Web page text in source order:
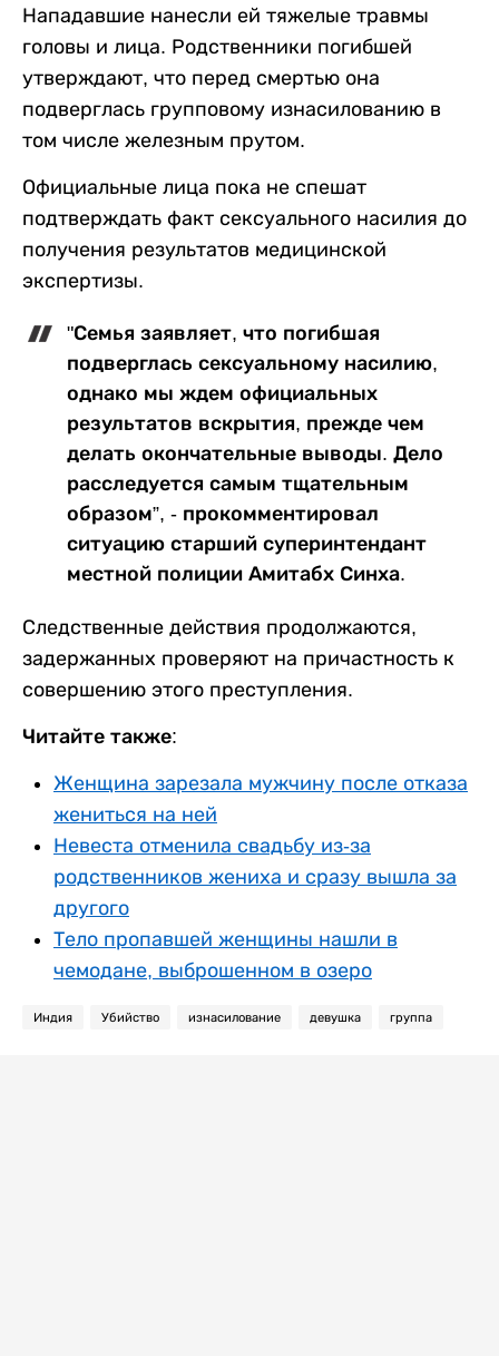
Нападавшие нанесли ей тяжелые травмы
головы и лица. Родственники погибшей
утверждают, что перед смертью она
подверглась групповому изнасилованию в
том числе железным прутом.
Официальные лица пока не спешат
подтверждать факт сексуального насилия до
получения результатов медицинской
экспертизы.
"Семья заявляет, что погибшая
подверглась сексуальному насилию,
однако мы ждем официальных
результатов вскрытия, прежде чем
делать окончательные выводы. Дело
расследуется самым тщательным
образом”, - прокомментировал
ситуацию старший суперинтендант
местной полиции Амитабх Синха.
Следственные действия продолжаются,
задержанных проверяют на причастность к
совершению этого преступления.
Читайте также:
Женщина зарезала мужчину после отказа
жениться на ней
Невеста отменила свадьбу из-за
родственников жениха и сразу вышла за
другого
Тело пропавшей женщины нашли в
чемодане, выброшенном в озеро
Индия Убийство изнасилование девушка группа